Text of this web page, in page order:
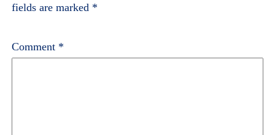
fields are marked *
Comment *